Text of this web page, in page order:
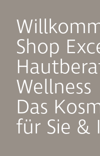
Shop
Wellness
Das
für Sie &